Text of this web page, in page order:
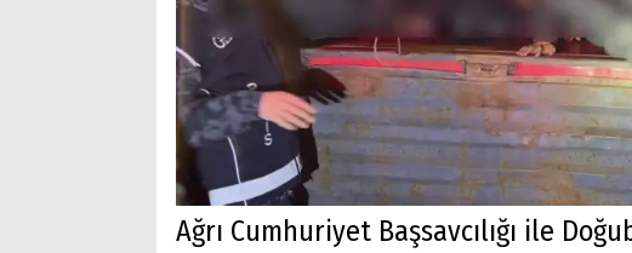
Ağrı Cumhuriyet Başsavcılığı ile